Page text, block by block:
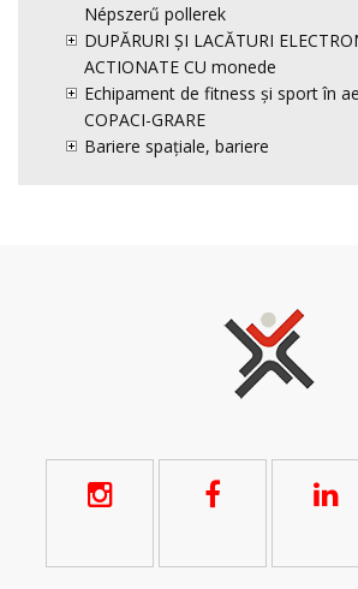
Népszerű pollerek
DUPĂRURI ȘI LACĂTURI
ACTIONATE CU monede
Echipament de fitness și sport în
COPACI-GRARE
Bariere spațiale, bariere